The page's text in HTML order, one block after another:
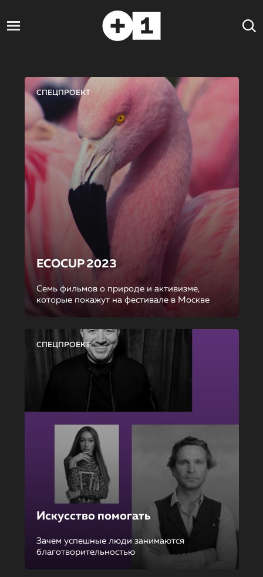
СПЕЦПРОЕКТ
ECOCUP 2023
Семь фильмов о природе и активизме,
которые покажут на фестивале в Москве
СПЕЦПРОЕКТ
Искусство помогать
Зачем успешные люди занимаются
благотворительностью